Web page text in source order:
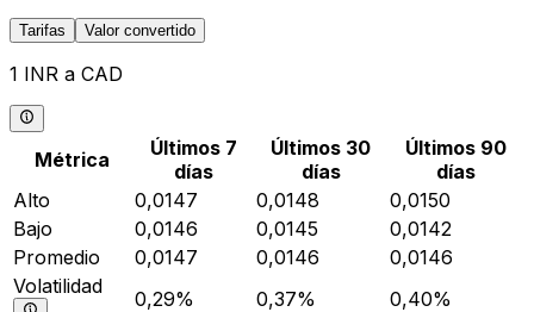
Tarifas Valor convertido
1 INR a CAD
Métrica
Últimos 7
días
Últimos 30
días
Últimos 90
días
Alto
0,0147 0,0148
0,0150
Bajo
0,0146 0,0145
0,0142
Promedio
0,0147 0,0146
0,0146
Volatilidad
0,29% 0,37% 0,40%